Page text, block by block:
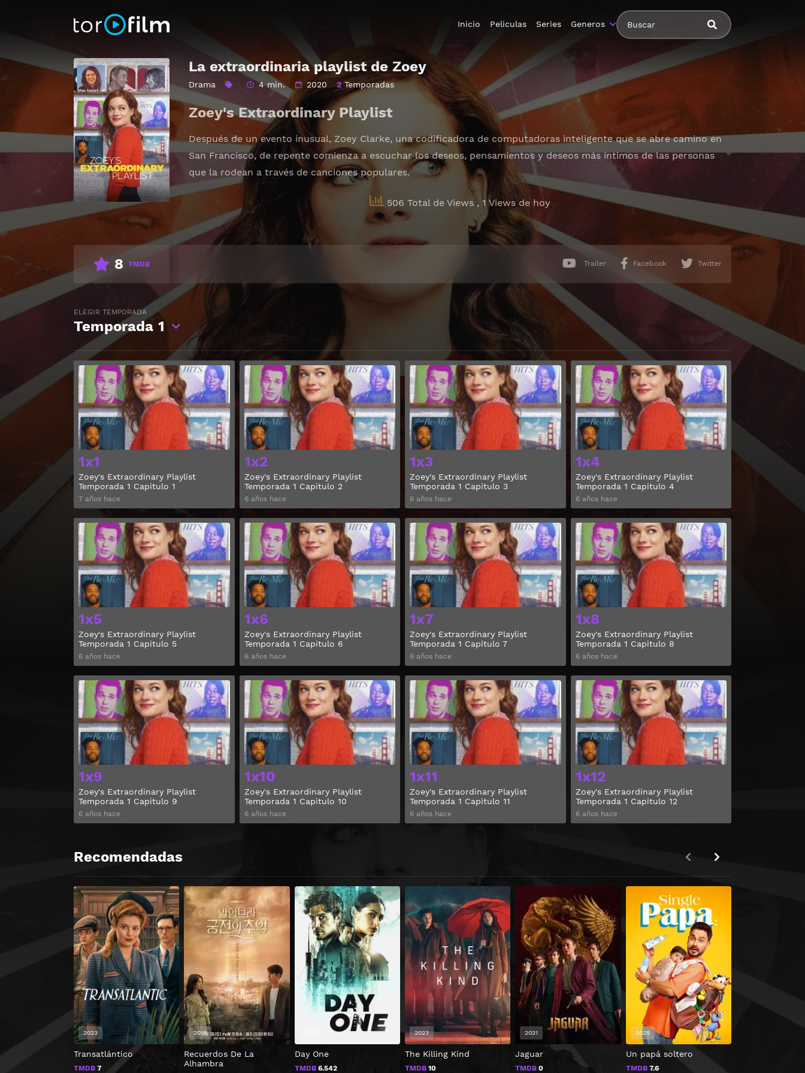
Inicio Peliculas Series Generos
La extraordinaria playlist de Zoey
Drama 4 min. 2020 2Temporadas
Zoey's Extraordinary Playlist
Después de un evento inusual, Zoey Clarke, una codificadora de computadoras inteligente que se abre camino en
San Francisco, de repente comienza a escuchar los deseos, pensamientos y deseos más íntimos de las personas
que la rodean a través de canciones populares.
506 Total de Views , 1 Views de hoy
8 TMDB Trailer Facebook Twitter
ELEGIR TEMPORADA
Temporada 1
1x1
Zoey's Extraordinary Playlist
Temporada 1 Capitulo 1
7 años hace
Ver
1x2
Zoey's Extraordinary Playlist
Temporada 1 Capitulo 2
6 años hace
Ver
1x3
Zoey's Extraordinary Playlist
Temporada 1 Capitulo 3
6 años hace
Ver
1x4
Zoey's Extraordinary Playlist
Temporada 1 Capitulo 4
6 años hace
1x5
Zoey's Extraordinary Playlist
Temporada 1 Capitulo 5
6 años hace
Ver
1x6
Zoey's Extraordinary Playlist
Temporada 1 Capitulo 6
6 años hace
Ver
1x7
Zoey's Extraordinary Playlist
Temporada 1 Capitulo 7
6 años hace
Ver
1x8
Zoey's Extraordinary Playlist
Temporada 1 Capitulo 8
6 años hace
1x9
Zoey's Extraordinary Playlist
Temporada 1 Capitulo 9
6 años hace
Ver
1x10
Zoey's Extraordinary Playlist
Temporada 1 Capitulo 10
6 años hace
Ver
1x11
Zoey's Extraordinary Playlist
Temporada 1 Capitulo 11
6 años hace
Ver
1x12
Zoey's Extraordinary Playlist
Temporada 1 Capitulo 12
6 años hace
Recomendadas
Transatlántico
TMDB 7
2023
Recuerdos De La
Alhambra
2018
Day One
TMDB6.542
The Killing Kind
TMDB10
2023
Jaguar
TMDB 0
2021
Un papá soltero
TMDB7.6
2025